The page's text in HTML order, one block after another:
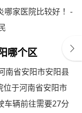
哪个区
南省安阳市安阳县
位于河南省安阳市
车辆前往需要27分